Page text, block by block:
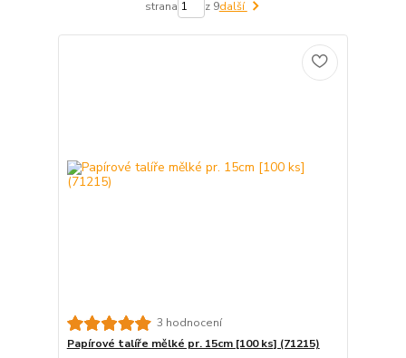
strana z 9další
3 hodnocení
Papírové talíře mělké pr. 15cm [100 ks] (71215)